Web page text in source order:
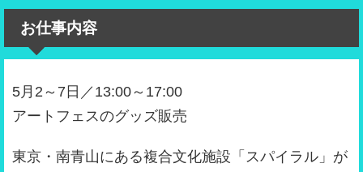
お仕事内容
5月2～7日／13:00～17:00
アートフェスのグッズ販売
東京・南青山にある複合文化施設「スパイラル」が